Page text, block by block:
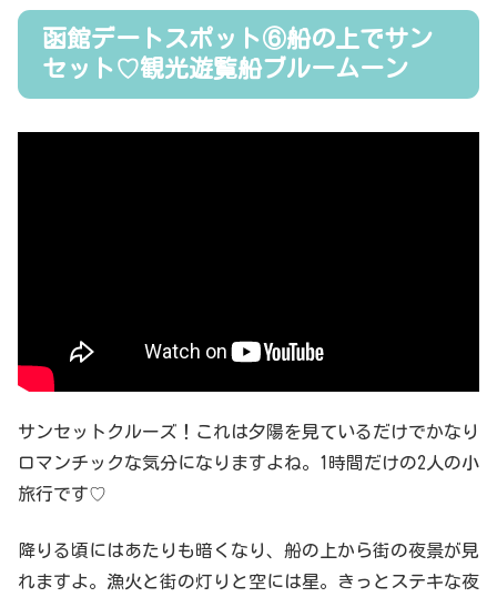
函館デートスポット⑥船の上でサン
セット♡観光遊覧船ブルームーン
サンセットクルーズ！これは夕陽を見ているだけでかなり
ロマンチックな気分になりますよね。1時間だけの2人の小
旅行です♡
降りる頃にはあたりも暗くなり、船の上から街の夜景が見
れますよ。漁火と街の灯りと空には星。きっとステキな夜